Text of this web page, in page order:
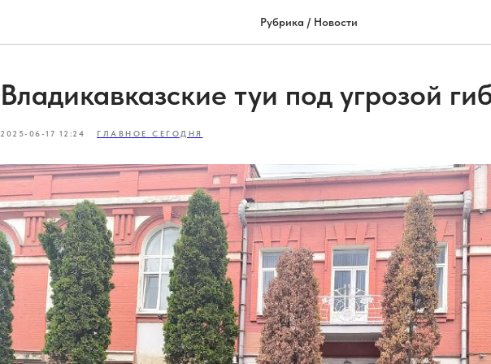
Рубрика / Новости
Владикавказские туи под угрозой
2025-06-17 12:24 ГЛАВНОЕ СЕГОДНЯ